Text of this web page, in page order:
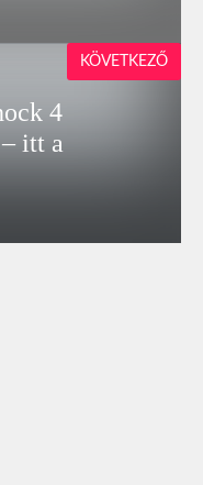
4
itt a
KÖVETKEZŐ